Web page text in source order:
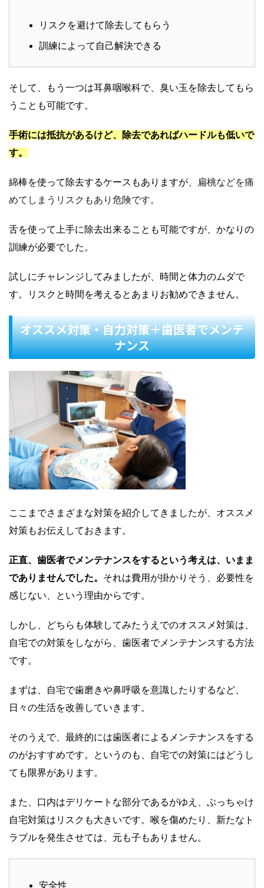
リスクを避けて除去してもらう
訓練によって自己解決できる
そして、もう一つは耳鼻咽喉科で、臭い玉を除去してもら
うことも可能です。
手術には抵抗があるけど、除去であればハードルも低いで
す。
綿棒を使って除去するケースもありますが、
扁桃などを痛
めてしまうリスクもあり危険です。
舌を使って上手に除去出来ることも可能ですが、かなりの
訓練が必要でした。
試しにチャレンジしてみましたが、時間と体力のムダで
す。リスクと時間を考えるとあまりお勧めできません。
オススメ対策・自力対策＋歯医者でメンテ
ナンス
ここまでさまざまな対策を紹介してきましたが、オススメ
対策もお伝えしておきます。
正直、歯医者でメンテナンスをするという考えは、いまま
でありませんでした。 それは費用が掛かりそう、必要性を
感じない、という理由からです。
しかし、どちらも体験してみたうえでのオススメ対策は、
自宅での対策をしながら、歯医者でメンテナンスする方法
です。
まずは、自宅で歯磨きや鼻呼吸を意識したりするなど、
日々の生活を改善していきます。
そのうえで、最終的には歯医者によるメンテナンスをする
のがおすすめです。というのも、自宅での対策にはどうし
ても限界があります。
また、口内はデリケートな部分であるがゆえ、ぶっちゃけ
自宅対策はリスクも大きいです。喉を傷めたり、新たなト
ラブルを発生させては、元も子もありません。
安全性